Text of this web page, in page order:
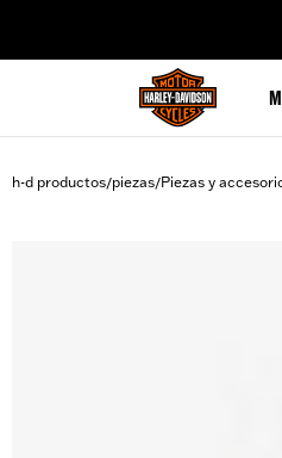
h-d productos/piezas/Piezas y